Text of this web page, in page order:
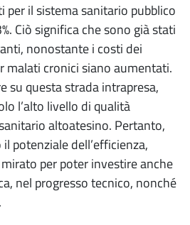
per il sistema sanitario pubblico
Ciò significa che sono già stati
nonostante i costi dei
malati cronici siano aumentati.
su questa strada intrapresa,
l’alto livello di qualità
altoatesino. Pertanto,
potenziale dell’efficienza,
per poter investire anche
nel progresso tecnico, nonché